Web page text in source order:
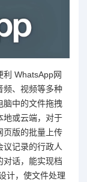
利 WhatsApp网
频、视频等多种
脑中的文件拖拽
地或云端，对于
页版的批量上传
议记录的行政人
对话，能实现档
计，使文件处理